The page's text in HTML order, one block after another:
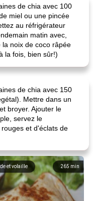
de chia avec 100
miel ou une pincée
au réfrigérateur
matin avec,
noix de coco râpée
la fois, bien sûr!)
de chia avec 150
Mettre dans un
broyer. Ajouter le
servez le
et d'éclats de
265 min
et volaille